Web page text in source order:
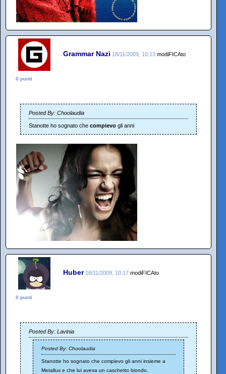
Grammar Nazi 18/11/2009, 10:13 modiFICAto
0 punti
Posted By: Choolaudia
Stanotte ho sognato che compievo gli anni
Huber 18/11/2009, 10:17 modiFICAto
0 punti
Posted By: Lavinia
Posted By: Choolaudia
Stanotte ho sognato che compievo gli anni insieme a
Metallus e che lui aveva un caschetto biondo.